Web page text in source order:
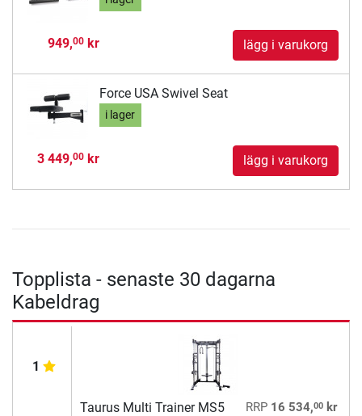
949,00kr lägg i varukorg
Force USA Swivel Seat
i lager
3 449,00kr lägg i varukorg
Topplista - senaste 30 dagarna
Kabeldrag
1
Taurus Multi Trainer MS5 RRP 16 534,00kr